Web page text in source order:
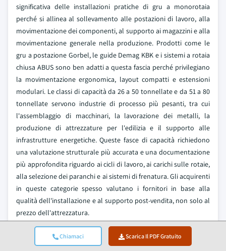
Chiamaci Scarica Il PDF Gratuito
significativa delle installazioni pratiche di gru a monorotaia
perché si allinea al sollevamento alle postazioni di lavoro, alla
movimentazione dei componenti, al supporto ai magazzini e alla
movimentazione generale nella produzione. Prodotti come le
gru a postazione Gorbel, le guide Demag KBK e i sistemi a rotaia
chiusa ABUS sono ben adatti a questa fascia perché privilegiano
la movimentazione ergonomica, layout compatti e estensioni
modulari. Le classi di capacità da 26 a 50 tonnellate e da 51 a 80
tonnellate servono industrie di processo più pesanti, tra cui
l'assemblaggio di macchinari, la lavorazione dei metalli, la
produzione di attrezzature per l'edilizia e il supporto alle
infrastrutture energetiche. Queste fasce di capacità richiedono
una valutazione strutturale più accurata e una documentazione
più approfondita riguardo ai cicli di lavoro, ai carichi sulle rotaie,
alla selezione dei paranchi e ai sistemi di frenatura. Gli acquirenti
in queste categorie spesso valutano i fornitori in base alla
qualità dell'installazione e al supporto post-vendita, non solo al
prezzo dell'attrezzatura.
Il mercato delle gru a monorotaia nel segmento sopra le 80
tonnellate ha generato 312,3 milioni di dollari USA nel 2025 ed è